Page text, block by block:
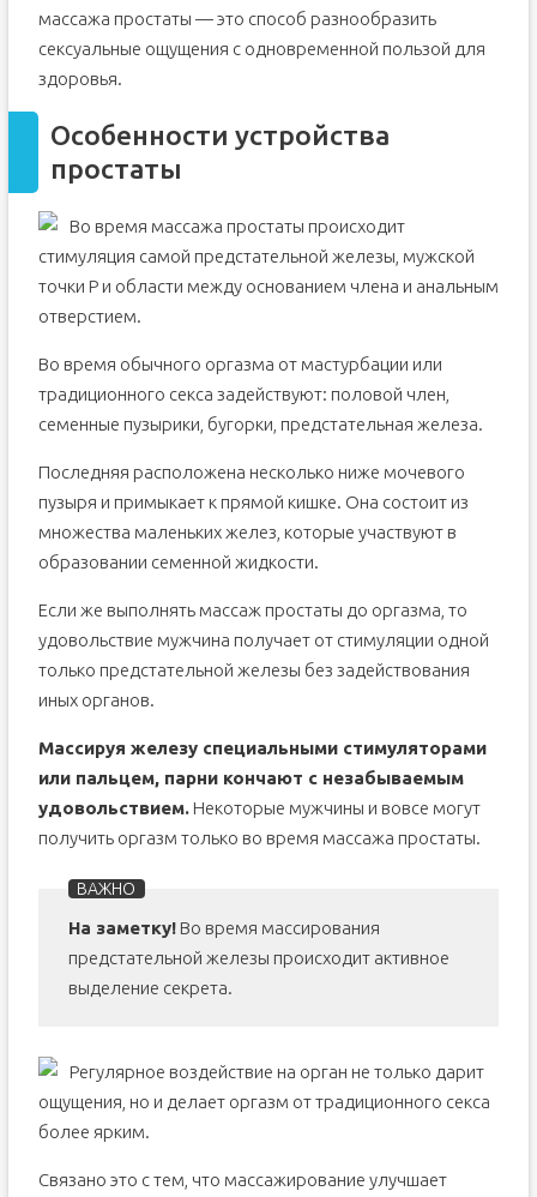
массажа простаты — это способ разнообразить
сексуальные ощущения с одновременной пользой для
здоровья.
Особенности устройства
простаты
Во время массажа простаты происходит
стимуляция самой предстательной железы, мужской
точки Р и области между основанием члена и анальным
отверстием.
Во время обычного оргазма от мастурбации или
традиционного секса задействуют: половой член,
семенные пузырики, бугорки, предстательная железа.
Последняя расположена несколько ниже мочевого
пузыря и примыкает к прямой кишке. Она состоит из
множества маленьких желез, которые участвуют в
образовании семенной жидкости.
Если же выполнять массаж простаты до оргазма, то
удовольствие мужчина получает от стимуляции одной
только предстательной железы без задействования
иных органов.
Массируя железу специальными стимуляторами
или пальцем, парни кончают с незабываемым
удовольствием.Некоторые мужчины и вовсе могут
получить оргазм только во время массажа простаты.
На заметку!Во время массирования
предстательной железы происходит активное
выделение секрета.
Регулярное воздействие на орган не только дарит
ощущения, но и делает оргазм от традиционного секса
более ярким.
Связано это с тем, что массажирование улучшает